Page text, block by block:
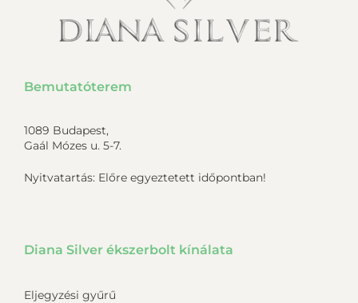
Bemutatóterem
1089 Budapest,
Gaál Mózes u. 5-7.
Nyitvatartás: Előre egyeztetett időpontban!
Diana Silver ékszerbolt kínálata
Eljegyzési gyűrű